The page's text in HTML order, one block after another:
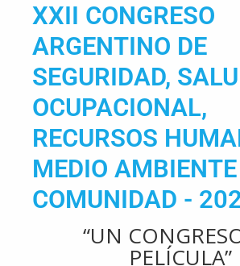
XXII CONGRESO
ARGENTINO DE
SEGURIDAD,
OCUPACIONAL,
RECURSOS
MEDIO
COMUNIDAD -
“UN
PELÍCULA”